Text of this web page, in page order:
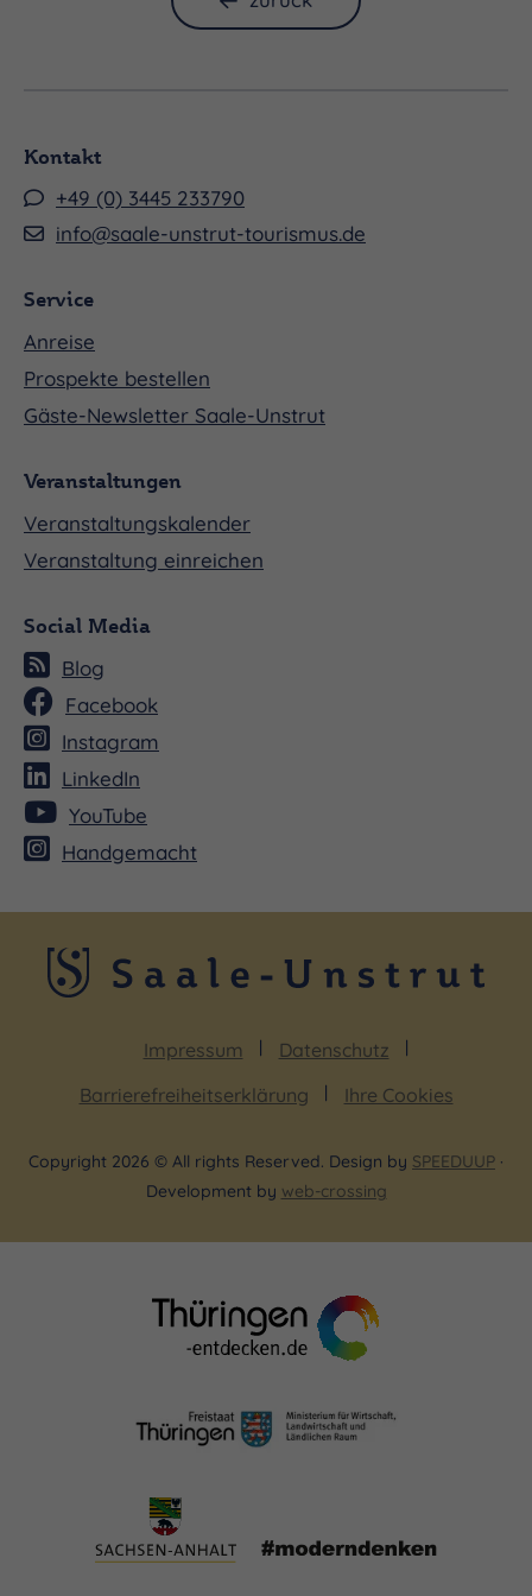
der als Wachturm und als Unterkunft diente.
nachgestellt wird.
Kontakt
+49 (0) 3445 233790
info@saale-unstrut-tourismus.de
Service
Anreise
Prospekte bestellen
Gäste-Newsletter Saale-Unstrut
Veranstaltungen
Veranstaltungskalender
Veranstaltung einreichen
Social Media
Blog
Facebook
Instagram
LinkedIn
YouTube
Handgemacht
Impressum
Datenschutz
Barrierefreiheitserklärung
Ihre Cookies
Copyright 2026 © All rights Reserved. Design by SPEEDUUP ·
Development by web-crossing